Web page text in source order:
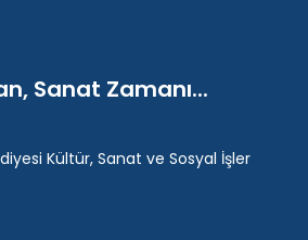
Sanat Zamanı...
Kültür, Sanat ve Sosyal İşler